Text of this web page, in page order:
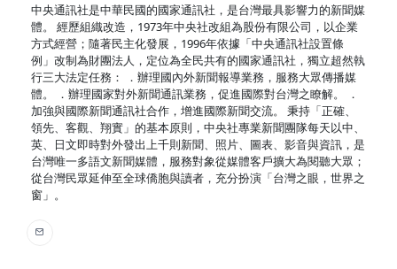
中央通訊社是中華民國的國家通訊社，是台灣最具影響力的新聞媒
體。 經歷組織改造，1973年中央社改組為股份有限公司，以企業
方式經營；隨著民主化發展，1996年依據「中央通訊社設置條
例」改制為財團法人，定位為全民共有的國家通訊社，獨立超然執
行三大法定任務： ．辦理國內外新聞報導業務，服務大眾傳播媒
體。 ．辦理國家對外新聞通訊業務，促進國際對台灣之瞭解。 ．
加強與國際新聞通訊社合作，增進國際新聞交流。 秉持「正確、
領先、客觀、翔實」的基本原則，中央社專業新聞團隊每天以中、
英、日文即時對外發出上千則新聞、照片、圖表、影音與資訊，是
台灣唯一多語文新聞媒體，服務對象從媒體客戶擴大為閱聽大眾；
從台灣民眾延伸至全球僑胞與讀者，充分扮演「台灣之眼，世界之
窗」。